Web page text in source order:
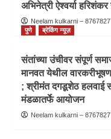
अभिनेत्री ऐश्वर्या
Neelam kulkarni –
पुणे
ब्रेकिंग न्यूज़
संतांच्या उंचीवर संपूर्ण
मानवत येथील
; श्रीमंत दगडूशेठ हलवाई
मंडळातर्फे आयोजन
Neelam kulkarni –